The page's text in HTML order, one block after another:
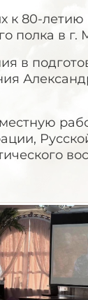
к 80-
полка в г.
в